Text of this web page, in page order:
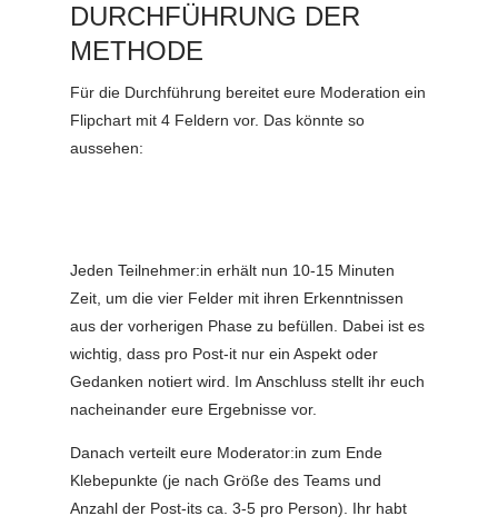
DURCHFÜHRUNG DER
METHODE
Für die Durchführung bereitet eure Moderation ein
Flipchart mit 4 Feldern vor. Das könnte so
aussehen:
Jeden Teilnehmer:in erhält nun 10-15 Minuten
Zeit, um die vier Felder mit ihren Erkenntnissen
aus der vorherigen Phase zu befüllen. Dabei ist es
wichtig, dass pro Post-it nur ein Aspekt oder
Gedanken notiert wird. Im Anschluss stellt ihr euch
nacheinander eure Ergebnisse vor.
Danach verteilt eure Moderator:in zum Ende
Klebepunkte (je nach Größe des Teams und
Anzahl der Post-its ca. 3-5 pro Person). Ihr habt